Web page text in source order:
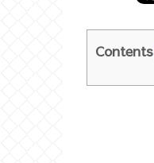
Contents